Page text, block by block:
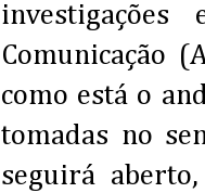
Comunicação
como está o
tomadas no
seguirá